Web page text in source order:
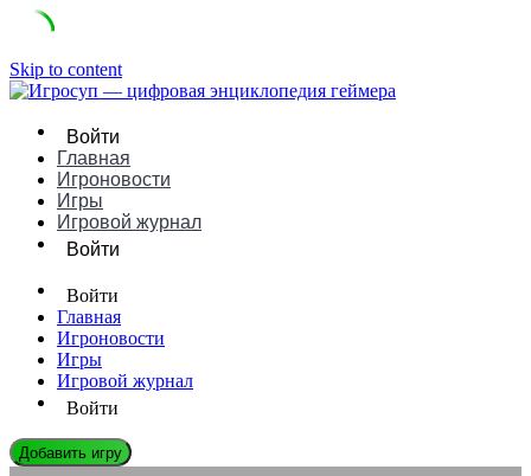
Skip to content
Войти
Главная
Игроновости
Игры
Игровой журнал
Войти
Войти
Главная
Игроновости
Игры
Игровой журнал
Войти
Добавить игру